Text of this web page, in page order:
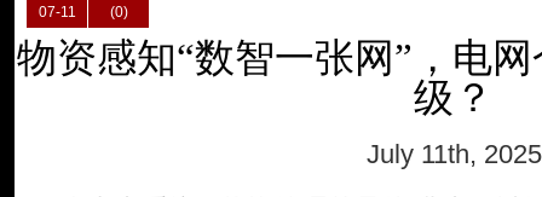
07-11
(0)
物资感知“数智一张网”，电
级？
July 11th, 2025